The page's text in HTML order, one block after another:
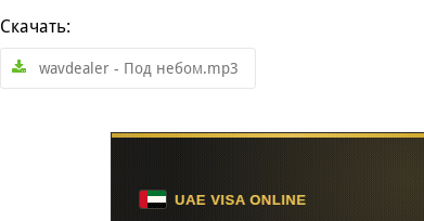
Скачать:
wavdealer - Под небом.mp3